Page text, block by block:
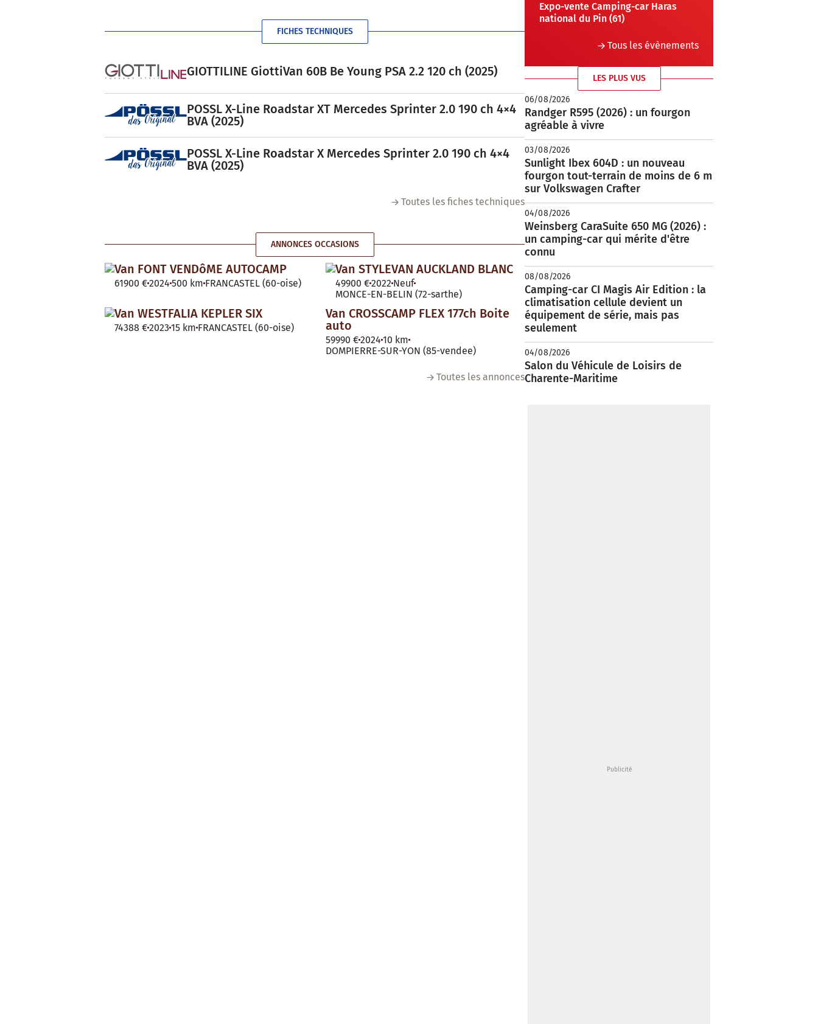
FICHES TECHNIQUES
GIOTTILINE GiottiVan 60B Be Young PSA 2.2 120 ch (2025)
POSSL X-Line Roadstar XT Mercedes Sprinter 2.0 190 ch 4×4
BVA (2025)
POSSL X-Line Roadstar X Mercedes Sprinter 2.0 190 ch 4×4
BVA (2025)
Toutes les fiches techniques
ANNONCES OCCASIONS
Van FONT VENDôME AUTOCAMP
61900 €2024 500 km FRANCASTEL (60-oise)
Van STYLEVAN AUCKLAND BLANC
49900 €2022 Neuf
MONCE-EN-BELIN (72-sarthe)
Van WESTFALIA KEPLER SIX
74388 €2023 15 km FRANCASTEL (60-oise)
Van CROSSCAMP FLEX 177ch Boite
auto
59990 €2024 10 km
DOMPIERRE-SUR-YON (85-vendee)
Toutes les annonces
Expo-vente Camping-car Haras
national du Pin (61)
Tous les évènements
LES PLUS VUS
06/08/2026
Randger R595 (2026) : un fourgon
agréable à vivre
03/08/2026
Sunlight Ibex 604D : un nouveau
fourgon tout-terrain de moins de 6 m
sur Volkswagen Crafter
04/08/2026
Weinsberg CaraSuite 650 MG (2026) :
un camping-car qui mérite d'être
connu
08/08/2026
Camping-car CI Magis Air Edition : la
climatisation cellule devient un
équipement de série, mais pas
seulement
04/08/2026
Salon du Véhicule de Loisirs de
Charente-Maritime